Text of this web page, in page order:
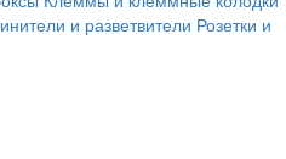
и разветвители Розетки и